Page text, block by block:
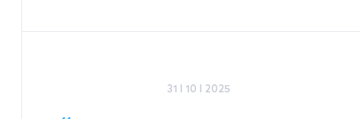
31 I 10 I 2025